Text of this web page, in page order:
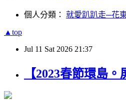
個人分類： 就愛趴趴走─花
▲top
Jul 11 Sat 2026 21:37
【2023春節環島